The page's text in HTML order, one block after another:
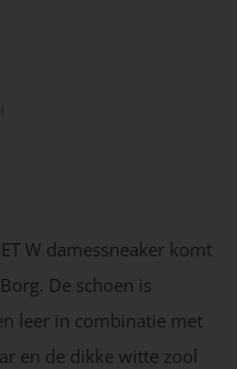
W damessneaker komt
De schoen is
leer in combinatie met
en de dikke witte zool